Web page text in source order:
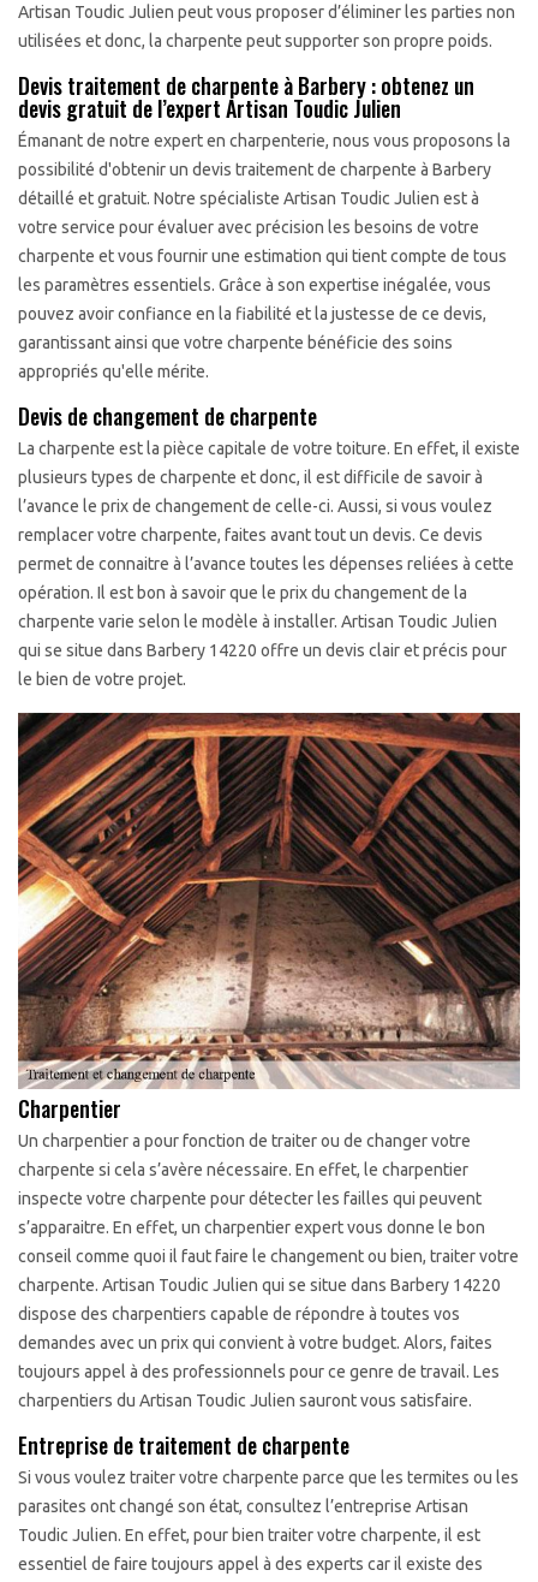
Artisan Toudic Julien peut vous proposer d’éliminer les parties non
utilisées et donc, la charpente peut supporter son propre poids.
Devis traitement de charpente à Barbery : obtenez un
devis gratuit de l’expert Artisan Toudic Julien
Émanant de notre expert en charpenterie, nous vous proposons la
possibilité d'obtenir un devis traitement de charpente à Barbery
détaillé et gratuit. Notre spécialiste Artisan Toudic Julien est à
votre service pour évaluer avec précision les besoins de votre
charpente et vous fournir une estimation qui tient compte de tous
les paramètres essentiels. Grâce à son expertise inégalée, vous
pouvez avoir confiance en la fiabilité et la justesse de ce devis,
garantissant ainsi que votre charpente bénéficie des soins
appropriés qu'elle mérite.
Devis de changement de charpente
La charpente est la pièce capitale de votre toiture. En effet, il existe
plusieurs types de charpente et donc, il est difficile de savoir à
l’avance le prix de changement de celle-ci. Aussi, si vous voulez
remplacer votre charpente, faites avant tout un devis. Ce devis
permet de connaitre à l’avance toutes les dépenses reliées à cette
opération. Il est bon à savoir que le prix du changement de la
charpente varie selon le modèle à installer. Artisan Toudic Julien
qui se situe dans Barbery 14220 offre un devis clair et précis pour
le bien de votre projet.
Charpentier
Un charpentier a pour fonction de traiter ou de changer votre
charpente si cela s’avère nécessaire. En effet, le charpentier
inspecte votre charpente pour détecter les failles qui peuvent
s’apparaitre. En effet, un charpentier expert vous donne le bon
conseil comme quoi il faut faire le changement ou bien, traiter votre
charpente. Artisan Toudic Julien qui se situe dans Barbery 14220
dispose des charpentiers capable de répondre à toutes vos
demandes avec un prix qui convient à votre budget. Alors, faites
toujours appel à des professionnels pour ce genre de travail. Les
charpentiers du Artisan Toudic Julien sauront vous satisfaire.
Entreprise de traitement de charpente
Si vous voulez traiter votre charpente parce que les termites ou les
parasites ont changé son état, consultez l’entreprise Artisan
Toudic Julien. En effet, pour bien traiter votre charpente, il est
essentiel de faire toujours appel à des experts car il existe des